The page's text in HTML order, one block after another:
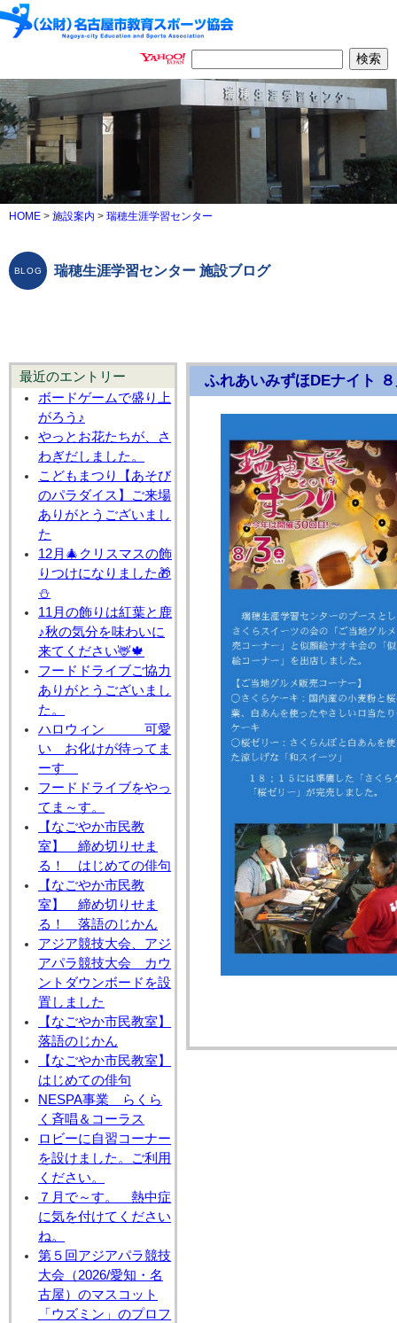
HOME > 施設案内 > 瑞穂生涯学習センター
瑞穂生涯学習センター 施設ブログ
最近のエントリー
ボードゲームで盛り上
がろう♪
やっとお花たちが、さ
わぎだしました。
こどもまつり【あそび
のパラダイス】ご来場
ありがとうございまし
た
12月🎄クリスマスの飾
りつけになりました🎁
⛄
11月の飾りは紅葉と鹿
♪秋の気分を味わいに
来てください🦌🍁
フードドライブご協力
ありがとうございまし
た。
ハロウィン 可愛
い お化けが待ってま
ーす
フードドライブをやっ
てま～す。
【なごやか市民教
室】 締め切りせま
る！ はじめての俳句
【なごやか市民教
室】 締め切りせま
る！ 落語のじかん
アジア競技大会、アジ
アパラ競技大会 カウ
ントダウンボードを設
置しました
【なごやか市民教室】
落語のじかん
【なごやか市民教室】
はじめての俳句
NESPA事業 らくら
く斉唱＆コーラス
ロビーに自習コーナー
を設けました。ご利用
ください。
７月で～す。 熱中症
に気を付けてください
ね。
第５回アジアパラ競技
大会（2026/愛知・名
古屋）のマスコット
「ウズミン」のプロフ
ふれあいみずほDEナイト